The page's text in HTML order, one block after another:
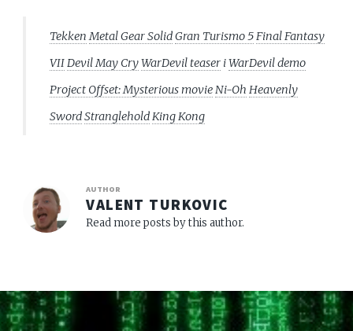
Tekken Metal Gear SolidGran Turismo 5Final Fantasy
VIIDevil May CryWarDevil teaseriWarDevil demo
Project Offset: Mysterious movieNi-Oh Heavenly
SwordStrangleholdKing Kong
AUTHOR
VALENT TURKOVIC
Read more posts by this author.